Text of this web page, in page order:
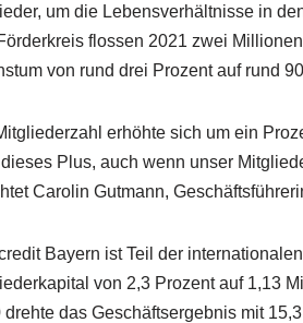
um die Lebensverhältnisse in
flossen 2021 zwei
von rund drei Prozent auf rund
erhöhte sich um ein
Plus, auch wenn unser
Carolin Gutmann,
Bayern ist Teil der
von 2,3 Prozent auf 1,13
drehte das Geschäftsergebnis mit